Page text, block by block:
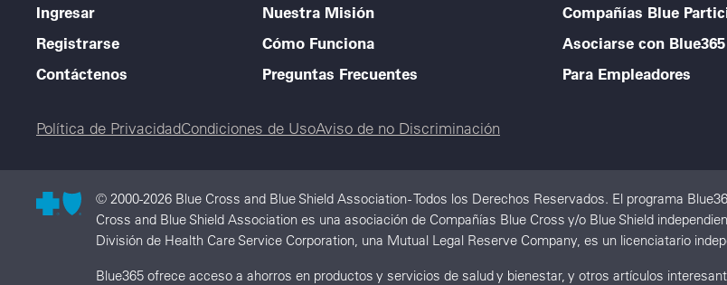
Ingresar
Registrarse
Contáctenos
Nuestra Misión
Cómo Funciona
Preguntas Frecuentes
Compañías Blue
Asociarse con Blue365
Para Empleadores
Legal menu
Política de PrivacidadCondiciones de UsoAviso de no Discriminación
© 2000-2026 Blue Cross and Blue Shield Association - Todos los Derechos Reservados. El programa
Cross and Blue Shield Association es una asociación de Compañías Blue Cross y/o Blue Shield
División de Health Care Service Corporation, una Mutual Legal Reserve Company, es un licenciatario
Blue365 ofrece acceso a ahorros en productos y servicios de salud y bienestar, y otros artículos